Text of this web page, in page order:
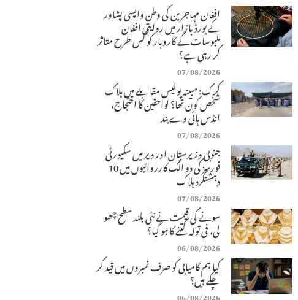
افغان مہاجرین کی وطن واپسی پشاور
کے بورڈ بازار میں روایتی افغان
ملبوسات کے کاروبار کو کس طرح متاثر
کر رہی ہے؟
07/08/2026
کرک: مبینہ پولیس مقابلے میں ہلاک
شخص کون تھا؟ لواحقین کا احتجاج،
انڈس ہائی وے بند
07/08/2026
جنوبی وزیرستان اور دیر میں سکیورٹی
فورسز کی دو الگ کارروائیوں میں 10
دہشتگرد ہلاک
07/08/2026
سونے کی قیمت نے نئی بلند سطح چھو
لی، فی تولہ کتنے کا ہو گیا؟
06/08/2026
کیا ہم کامیابی کو صرف نمبروں میں قید کر
چکے ہیں؟
06/08/2026